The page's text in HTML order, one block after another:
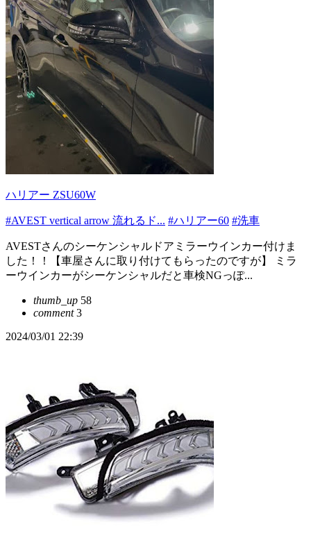
ハリアー ZSU60W
#AVEST vertical arrow 流れるド... #ハリアー60 #洗車
AVESTさんのシーケンシャルドアミラーウインカー付けま
した！！【車屋さんに取り付けてもらったのですが】 ミラ
ーウインカーがシーケンシャルだと車検NGっぽ...
thumb_up 58
comment3
2024/03/01 22:39